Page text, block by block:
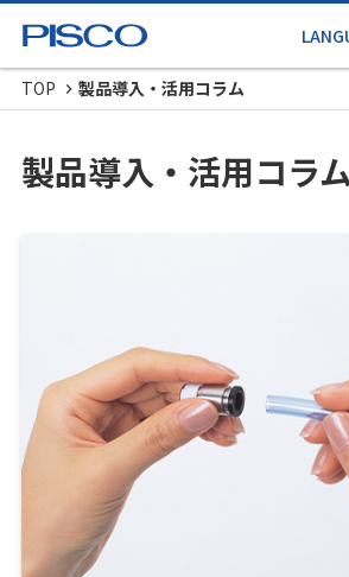
TOP 製品導入・活用コラム
製品導入・活用コラ